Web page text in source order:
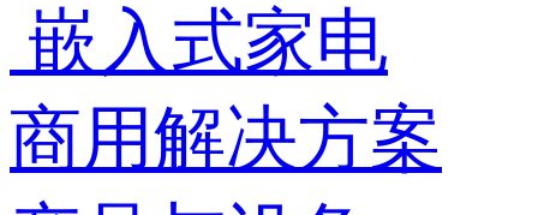
嵌入式家电
商用解决方案